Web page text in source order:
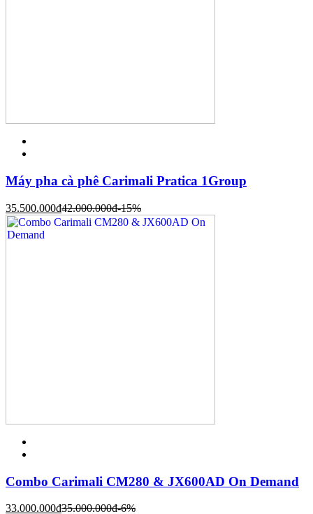
Máy pha cà phê Carimali Pratica 1Group
35.500.000đ42.000.000đ-15%
Combo Carimali CM280 & JX600AD On Demand
33.000.000đ35.000.000đ-6%